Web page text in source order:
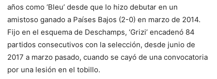
años como ‘Bleu’ desde que lo hizo debutar en un
amistoso ganado a Países Bajos (2-0) en marzo de 2014.
Fijo en el esquema de Deschamps, ‘Grizi’ encadenó 84
partidos consecutivos con la selección, desde junio de
2017 a marzo pasado, cuando se cayó de una convocatoria
por una lesión en el tobillo.